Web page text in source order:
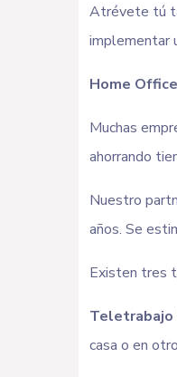
Atrévete tú
implementar
Home
Muchas
ahorrando
Nuestro
años. Se
Existen tres
casa o en